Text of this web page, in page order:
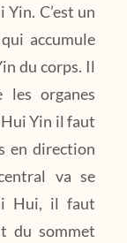
C’est un
accumule
du corps. Il
organes
Yin il faut
en direction
va se
Hui, il faut
du sommet